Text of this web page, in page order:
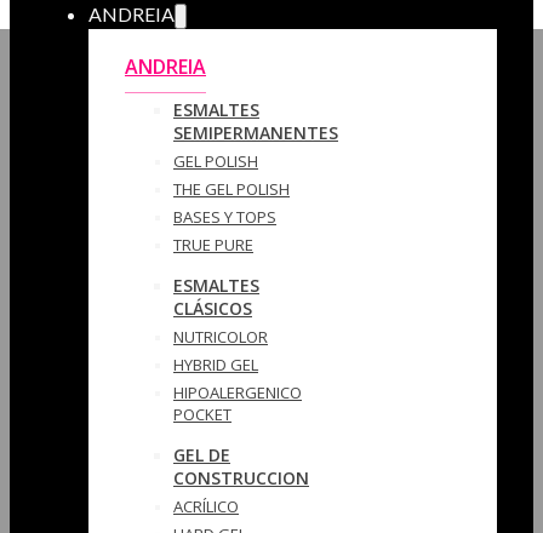
ANDREIA
ANDREIA
ESMALTES
SEMIPERMANENTES
GEL POLISH
THE GEL POLISH
BASES Y‎ TOPS
TRUE PURE
ESMALTES
CLÁSICOS
NUTRICOLOR
HYBRID GEL
HIPOALERGENICO
POCKET
GEL DE
CONSTRUCCION
ACRÍLICO